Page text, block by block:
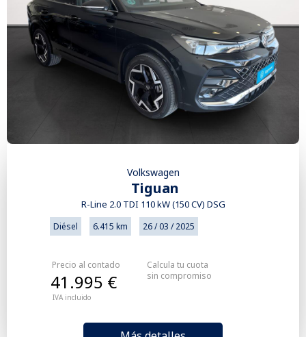
Volkswagen
Tiguan
R-Line 2.0 TDI 110 kW (150 CV) DSG
Diésel 6.415 km 26 / 03 / 2025
Precio al contado
IVA incluido
41.995 €
Calcula tu cuota
sin compromiso